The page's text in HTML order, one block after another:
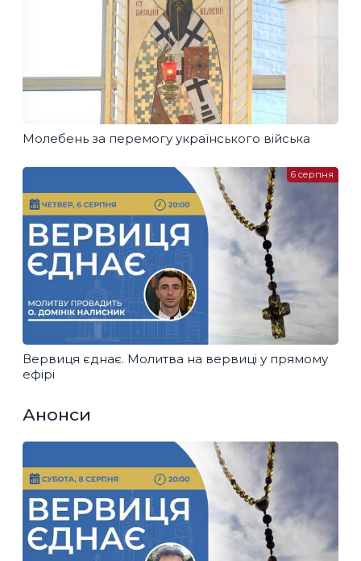
Молебень за перемогу українського війська
Вервиця єднає. Молитва на вервиці у прямому
ефірі
6 серпня
Анонси